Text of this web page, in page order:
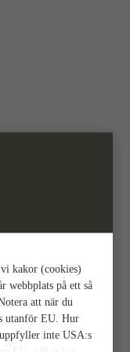
kakor (cookies)
webbplats på ett så
att när du
utanför EU. Hur
inte USA:s